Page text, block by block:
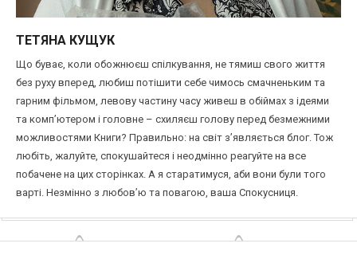
ТЕТЯНА КУЩУК
Що буває, коли обожнюєш спілкування, не тямиш свого життя
без руху вперед, любиш потішити себе чимось смачненьким та
гарним фільмом, левову частину часу живеш в обіймах з ідеями
та комп’ютером і головне – схиляєш голову перед безмежними
можливостями Книги? Правильно: на світ з’являється блог. Тож
любіть, жалуйте, спокушайтеся і неодмінно реагуйте на все
побачене на цих сторінках. А я старатимуся, аби вони були того
варті. Незмінно з любов’ю та повагою, ваша Спокусниця.